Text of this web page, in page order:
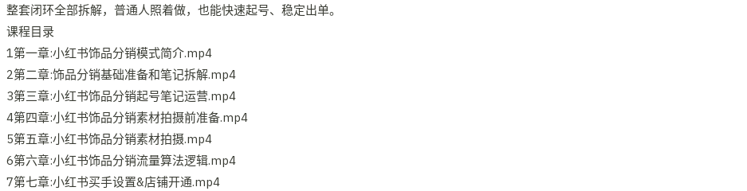
整套闭环全部拆解，普通人照着做，也能快速起号、稳定出单。
课程目录
1第一章:小红书饰品分销模式简介.mp4
2第二章:饰品分销基础准备和笔记拆解.mp4
3第三章:小红书饰品分销起号笔记运营.mp4
4第四章:小红书饰品分销素材拍摄前准备.mp4
5第五章:小红书饰品分销素材拍摄.mp4
6第六章:小红书饰品分销流量算法逻辑.mp4
7第七章:小红书买手设置&店铺开通.mp4